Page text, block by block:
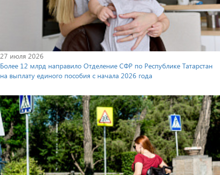
27 июля 2026
Более 12 млрд направило Отделение СФР по Республике Татарстан
на выплату единого пособия с начала 2026 года